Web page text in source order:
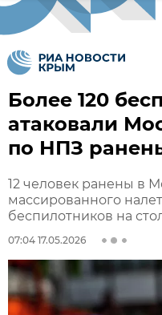
Более 120
атаковали
по НПЗ
12 человек ранены в
массированного
беспилотников на
07:04 17.05.2026